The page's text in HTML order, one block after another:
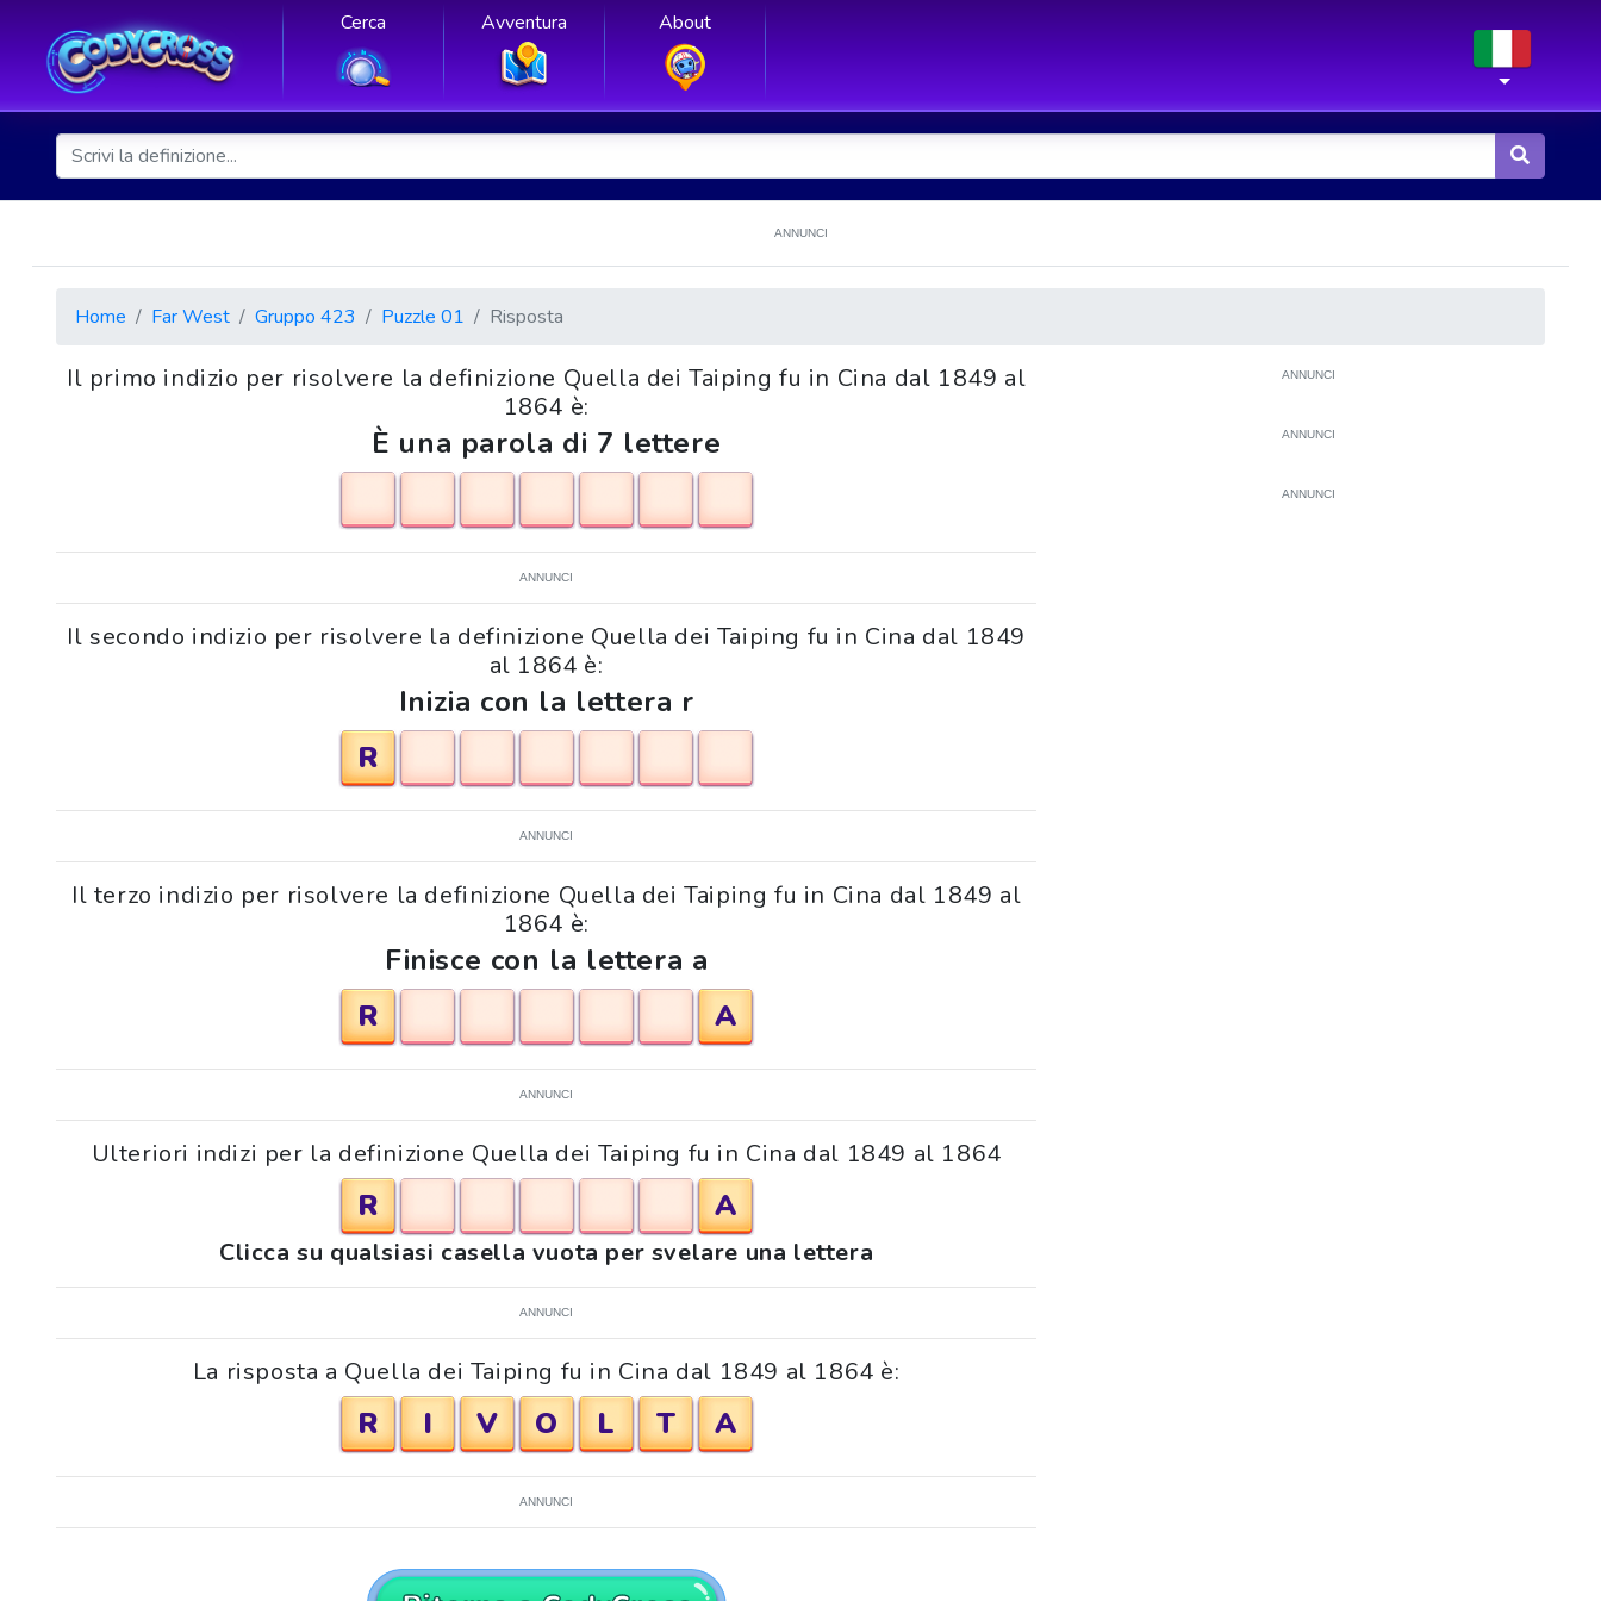
Cerca Avventura About
ANNUNCI
Home Far West Gruppo 423 Puzzle 01 Risposta
Il primo indizio per risolvere la definizione Quella dei Taiping fu in Cina dal 1849 al
1864 è:
È una parola di 7 lettere
ANNUNCI
Il secondo indizio per risolvere la definizione Quella dei Taiping fu in Cina dal 1849
al 1864 è:
Inizia con la lettera r
R
ANNUNCI
Il terzo indizio per risolvere la definizione Quella dei Taiping fu in Cina dal 1849 al
1864 è:
Finisce con la lettera a
R
A
ANNUNCI
Ulteriori indizi per la definizione Quella dei Taiping fu in Cina dal 1849 al 1864
R A
Clicca su qualsiasi casella vuota per svelare una lettera
ANNUNCI
La risposta a Quella dei Taiping fu in Cina dal 1849 al 1864 è:
R I V O L T A
ANNUNCI
ANNUNCI
ANNUNCI
ANNUNCI